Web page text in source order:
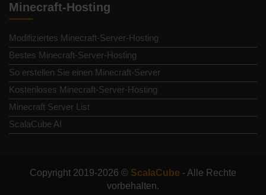
Minecraft-Hosting
Modifiziertes Minecraft-Server-Hosting
Bestes Minecraft-Server-Hosting
So erstellen Sie einen Minecraft-Server
Kostenloses Minecraft-Server-Hosting
Minecraft Server List
ScalaCube AI
Copyright 2019-2026 © ScalaCube - Alle Rechte
vorbehalten.